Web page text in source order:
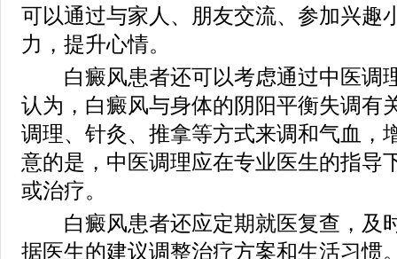
可以通过与家人、朋友交流、参加兴趣
力，提升心情。
白癜风患者还可以考虑通过中医调
认为，白癜风与身体的阴阳平衡失调有
调理、针灸、推拿等方式来调和气血，
意的是，中医调理应在专业医生的指导
或治疗。
白癜风患者还应定期就医复查，及
据医生的建议调整治疗方案和生活习惯